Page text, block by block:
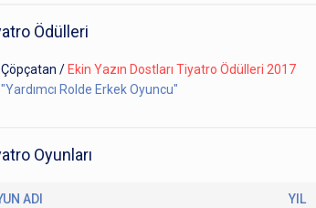
Ödülleri
Çöpçatan / Ekin Yazın Dostları Tiyatro Ödülleri 2017
"Yardımcı Rolde Erkek Oyuncu"
Oyunları
ADI YIL